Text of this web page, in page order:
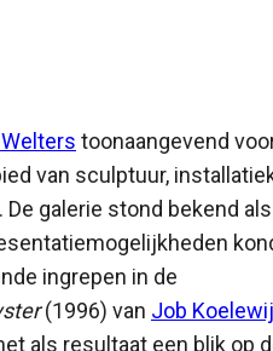
toonaangevend
van sculptuur,
galerie stond bekend
ingrepen in de
(1996) van Job
als resultaat een blik op